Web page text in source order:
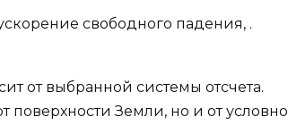
свободного падения, .
от выбранной системы отсчета.
поверхности Земли, но и от условно